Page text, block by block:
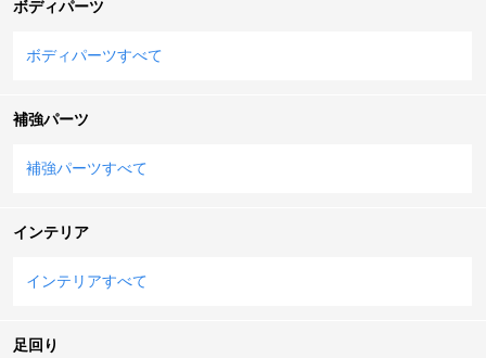
ボディパーツ
ボディパーツすべて
補強パーツ
補強パーツすべて
インテリア
インテリアすべて
足回り